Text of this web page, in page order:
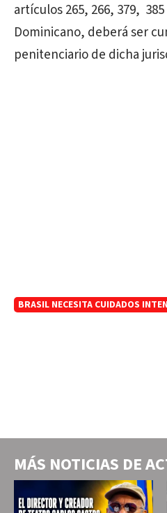
artículos 265, 266, 379,
Dominicano, deberá ser
penitenciario de dicha
BRASIL NECESITA CUIDADOS
MÁS NOTICIAS DE